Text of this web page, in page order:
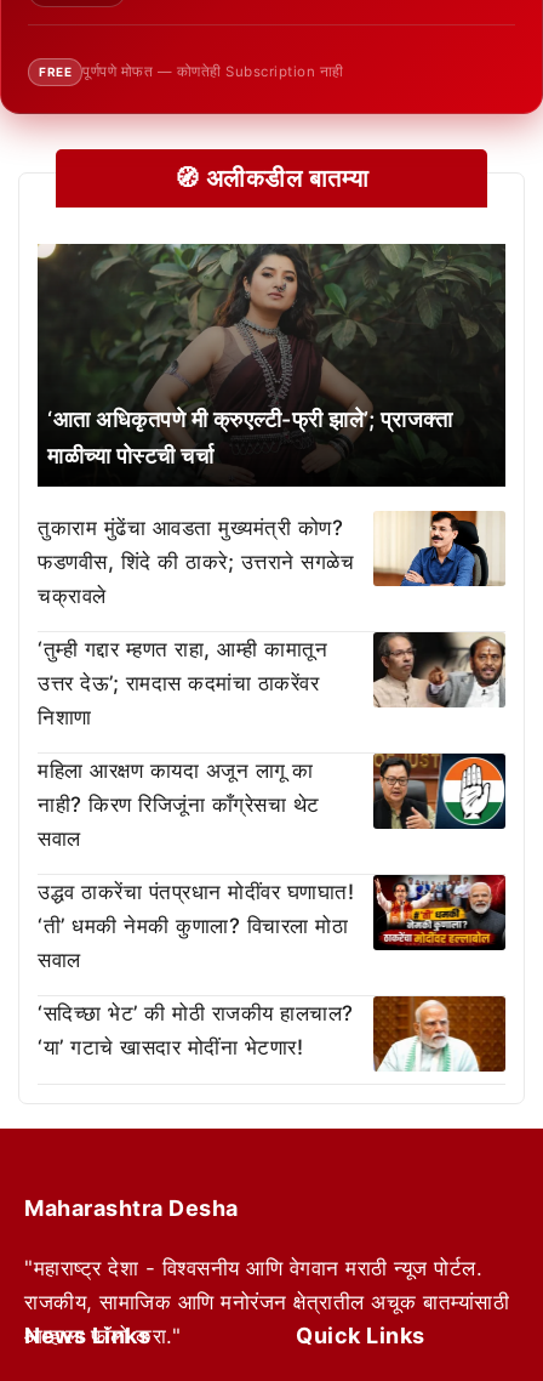
FREE पूर्णपणे मोफत — कोणतेही Subscription नाही
🧭 अलीकडील बातम्या
‘आता अधिकृतपणे मी क्रुएल्टी-फ्री झाले’; प्राजक्ता
माळीच्या पोस्टची चर्चा
तुकाराम मुंढेंचा आवडता मुख्यमंत्री कोण?
फडणवीस, शिंदे की ठाकरे; उत्तराने सगळेच
चक्रावले
‘तुम्ही गद्दार म्हणत राहा, आम्ही कामातून
उत्तर देऊ’; रामदास कदमांचा ठाकरेंवर
निशाणा
महिला आरक्षण कायदा अजून लागू का
नाही? किरण रिजिजूंना काँग्रेसचा थेट
सवाल
उद्धव ठाकरेंचा पंतप्रधान मोदींवर घणाघात!
‘ती’ धमकी नेमकी कुणाला? विचारला मोठा
सवाल
‘सदिच्छा भेट’ की मोठी राजकीय हालचाल?
‘या’ गटाचे खासदार मोदींना भेटणार!
Maharashtra Desha
"महाराष्ट्र देशा - विश्वसनीय आणि वेगवान मराठी न्यूज पोर्टल.
राजकीय, सामाजिक आणि मनोरंजन क्षेत्रातील अचूक बातम्यांसाठी
आम्हाला फॉलो करा."
News Links Quick Links